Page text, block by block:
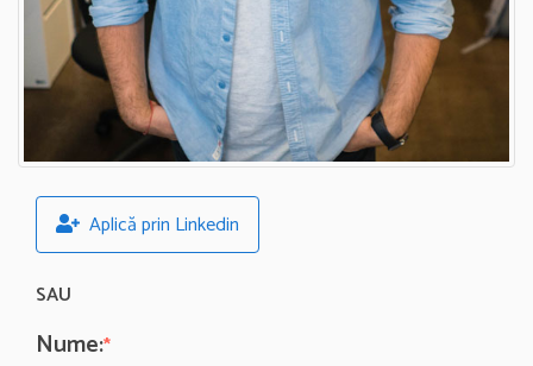
Aplică prin Linkedin
SAU
Nume:*